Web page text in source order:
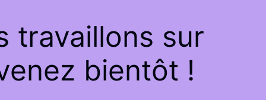
travaillons sur
bientôt !